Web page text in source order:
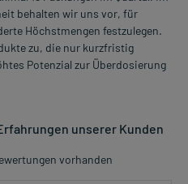
behalten wir uns vor, für
Höchstmengen festzulegen.
zu, die nur kurzfristig
Potenzial zur Überdosierung
unserer Kunden
vorhanden